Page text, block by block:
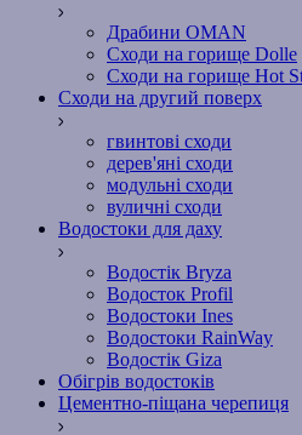
Драбини OMAN
Сходи на горище Dolle
Сходи на горище Hot
Сходи на другий поверх
гвинтові сходи
дерев'яні сходи
модульні сходи
вуличні сходи
Водостоки для даху
Водостік Bryza
Водосток Profil
Водостоки Ines
Водостоки RainWay
Водостік Giza
Обігрів водостоків
Цементно-піщана черепиця